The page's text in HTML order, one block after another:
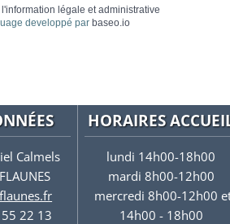
légale et administrative
developpé par baseo.io
Calmels
22 13
HORAIRES
lundi 14h00-18h00
mardi 8h00-12h00
mercredi 8h00-12h00
14h00 - 18h00